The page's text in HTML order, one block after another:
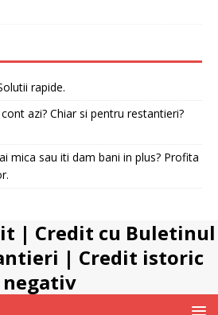
rapide.
azi? Chiar si pentru restantieri?
mica sau iti dam bani in plus? Profita
| Credit cu Buletinul
| Credit istoric
negativ